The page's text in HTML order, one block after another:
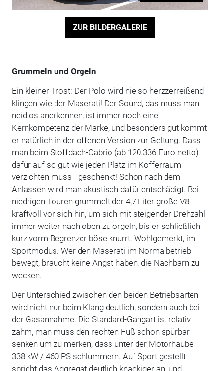
ZUR BILDERGALERIE
Grummeln und Orgeln
Ein kleiner Trost: Der Polo wird nie so herzzerreißend
klingen wie der Maserati! Der Sound, das muss man
neidlos anerkennen, ist immer noch eine
Kernkompetenz der Marke, und besonders gut kommt
er natürlich in der offenen Version zur Geltung. Dass
man beim Stoffdach-Cabrio (ab 120.336 Euro netto)
dafür auf so gut wie jeden Platz im Kofferraum
verzichten muss - geschenkt! Schon nach dem
Anlassen wird man akustisch dafür entschädigt. Bei
niedrigen Touren grummelt der 4,7 Liter große V8
kraftvoll vor sich hin, um sich mit steigender Drehzahl
immer weiter nach oben zu orgeln, bis er schließlich
kurz vorm Begrenzer böse knurrt. Wohlgemerkt, im
Sportmodus. Wer den Maserati im Normalbetrieb
bewegt, braucht keine Angst haben, die Nachbarn zu
wecken.
Der Unterschied zwischen den beiden Betriebsarten
wird nicht nur beim Klang deutlich, sondern auch bei
der Gasannahme. Die Standard-Gangart ist relativ
zahm, man muss den rechten Fuß schon spürbar
senken um zu merken, dass unter der Motorhaube
338 kW / 460 PS schlummern. Auf Sport gestellt
spricht das Aggregat deutlich knackiger an, und